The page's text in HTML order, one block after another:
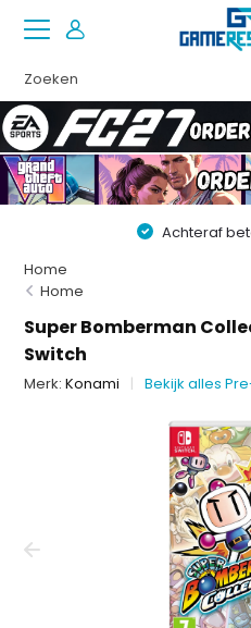
Achteraf
Home
Home
Super Bomberman
Switch
Merk:Konami Bekijk alles